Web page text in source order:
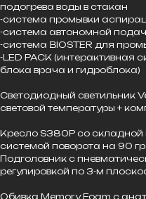
подогрева воды в стакан
-система промывки
-система автономной
-система BIOSTER для
-LED PACK (интерактивная
блока врача и гидроблока)
Светодиодный светильник
световой температуры +
Кресло S380P со
системой поворота на 90
Подголовник с
регулировкой по 3-м
Обивка Memory Foam с